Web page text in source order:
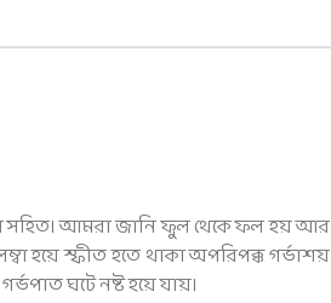
সহিত। আমরা জানি ফুল থেকে ফল হয় আর
হয়ে স্ফীত হতে থাকা অপরিপক্ক গর্ভাশয়
ঘটে নষ্ট হয়ে যায়।